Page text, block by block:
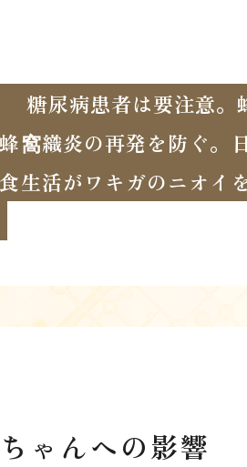
糖尿病患者は要注意
蜂窩織炎の再発を防ぐ。
食生活がワキガのニオイ
ゃんへの影響